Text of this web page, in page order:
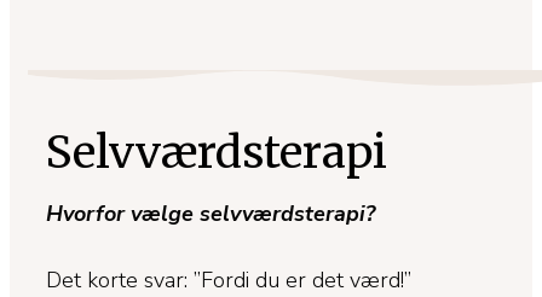
Selvværdsterapi
Hvorfor vælge selvværdsterapi?
Det korte svar: ”Fordi du er det værd!”